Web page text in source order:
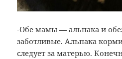
-Обе мамы — альпака и
заботливые. Альпака
следует за матерью.